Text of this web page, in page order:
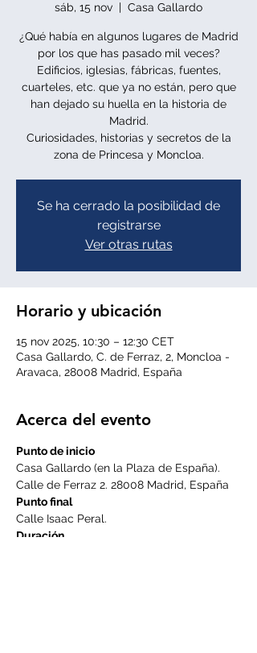
sáb, 15 nov
  |
Casa Gallardo
¿Qué había en algunos lugares de Madrid
por los que has pasado mil veces?
Edificios, iglesias, fábricas, fuentes,
cuarteles, etc. que ya no están, pero que
han dejado su huella en la historia de
Madrid.
Curiosidades, historias y secretos de la
zona de Princesa y Moncloa.
Se ha cerrado la posibilidad de
registrarse
Ver otras rutas
Horario y ubicación
15 nov 2025, 10:30 – 12:30 CET
Casa Gallardo, C. de Ferraz, 2, Moncloa -
Aravaca, 28008 Madrid, España
Acerca del evento
Punto de inicio
Casa Gallardo (en la Plaza de España).
Calle de Ferraz 2. 28008 Madrid, España
Punto final
Calle Isaac Peral.
Duración